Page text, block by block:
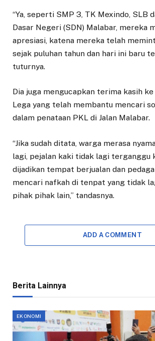
“Ya, seperti SMP 3, TK Mexindo, SLB
Dasar Negeri (SDN) Malabar, mereka
apresiasi, katena mereka telah
sejak puluhan tahun dan hari ini baru
tuturnya.
Dia juga mengucapkan terima kasih
Lega yang telah membantu mencari
dalam penataan PKL di Jalan Malabar.
“Jika sudah ditata, warga merasa
lagi, pejalan kaki tidak lagi terganggu
dijadikan tempat berjualan dan
mencari nafkah di tenpat yang tidak
pihak pihak lain,” tandasnya.
ADD A COMMENT
Berita Lainnya
EKONOMI